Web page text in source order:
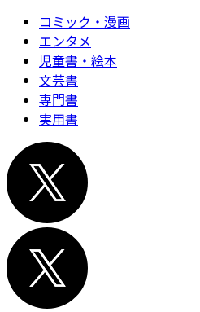
コミック・漫画
エンタメ
児童書・絵本
文芸書
専門書
実用書